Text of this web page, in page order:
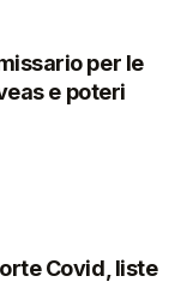
per le
e poteri
Covid, liste